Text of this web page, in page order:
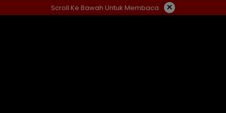
ke
Scroll Ke Bawah Untuk Membaca ×